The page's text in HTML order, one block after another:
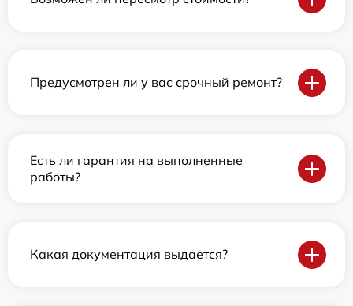
Предусмотрен ли у вас срочный ремонт?
Есть ли гарантия на выполненные
работы?
Какая документация выдается?